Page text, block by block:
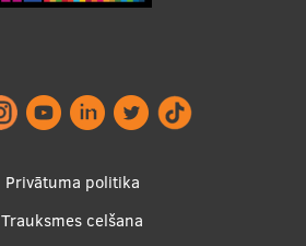
Privātuma politika
Trauksmes celšana